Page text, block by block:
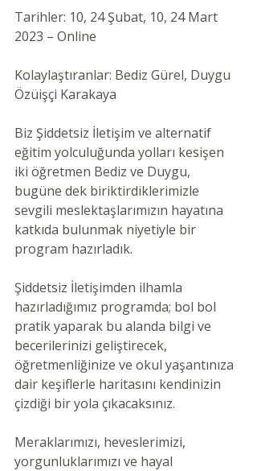
Tarihler: 10, 24 Şubat, 10, 24 Mart
2023 – Online
Kolaylaştıranlar: Bediz Gürel, Duygu
Özüişçi Karakaya
Biz Şiddetsiz İletişim ve alternatif
eğitim yolculuğunda yolları kesişen
iki öğretmen Bediz ve Duygu,
bugüne dek biriktirdiklerimizle
sevgili meslektaşlarımızın hayatına
katkıda bulunmak niyetiyle bir
program hazırladık.
Şiddetsiz İletişimden ilhamla
hazırladığımız programda; bol bol
pratik yaparak bu alanda bilgi ve
becerilerinizi geliştirecek,
öğretmenliğinize ve okul yaşantınıza
dair keşiflerle haritasını kendinizin
çizdiği bir yola çıkacaksınız.
Meraklarımızı, heveslerimizi,
yorgunluklarımızı ve hayal